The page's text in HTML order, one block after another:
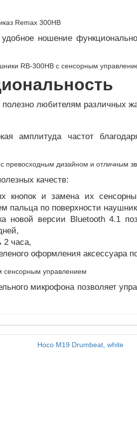
ношение
любителям различных
амплитуда частот
качеств:
кнопок и замена их
пальца по поверхности
новой версии Bluetooth 4.1
2 часа,
оформления аксессуара
микрофона позволяет